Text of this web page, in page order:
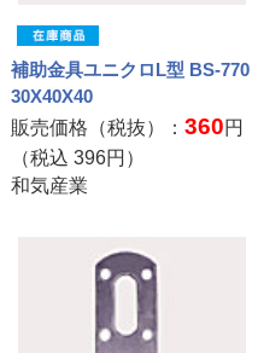
補助金具ユニクロL型 BS-770
30X40X40
販売価格（税抜）： 360円
（税込 396円）
和気産業